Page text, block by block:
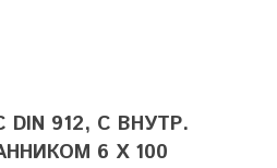
912, С ВНУТР.
6 Х 100